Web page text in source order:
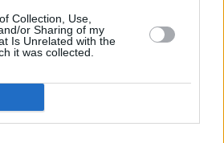
Collection, Use,
or Sharing of my
Is Unrelated with the
it was collected.
λόγω μη
σύμφωνα με
ότι για τον υπολογισμό
καθαρού